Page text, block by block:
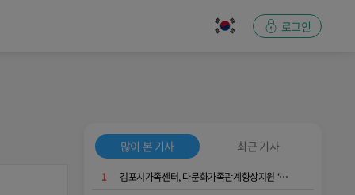
로그인
많이 본 기사 최근 기사
1
김포시가족센터, 다문화가족관계향상지원 ‘가족愛발견’ 운영...가족 소통과 공감 키워